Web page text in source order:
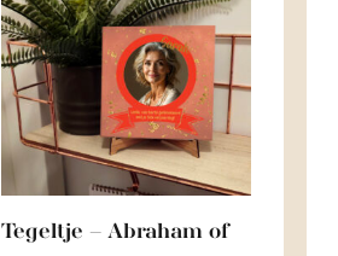
Tegeltje – Abraham of